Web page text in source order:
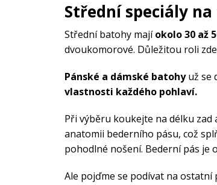
Střední speciály
Střední batohy majíokolo 30 až
dvoukomorové. Důležitou roli
Pánské a dámské batohyuž se
vlastnosti každého pohlaví.
Při výběru koukejte na délku
anatomii bederního pásu, což
pohodlné nošení. Bederní pás je
Ale pojďme se podívat na